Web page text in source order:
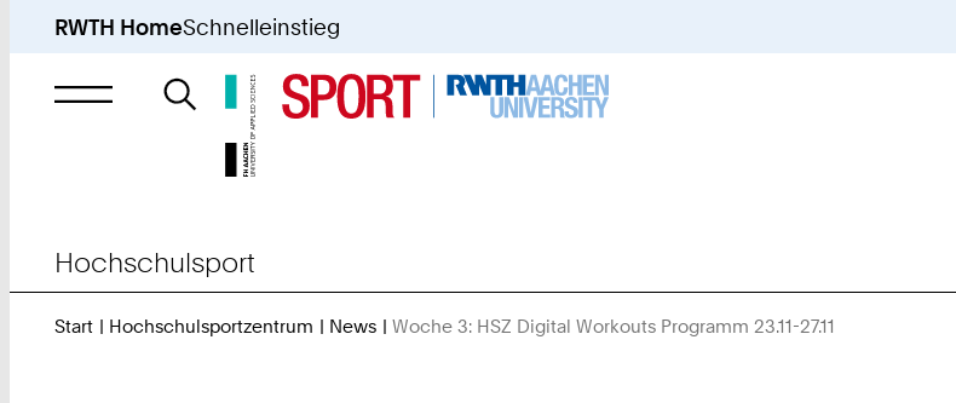
RWTH HomeSchnelleinstieg
Suche
nach
Hochschulsport
Start Hochschulsportzentrum News Woche 3: HSZ Digital Workouts Programm 23.11-27.11